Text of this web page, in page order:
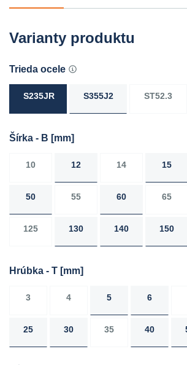
Varianty produktu
Trieda ocele
S235JR S355J2 ST52.3
Šírka - B [mm]
10 12 14 15
50 55 60 65
125 130 140 150
Hrúbka - T [mm]
3 4 5 6
25 30 35 40